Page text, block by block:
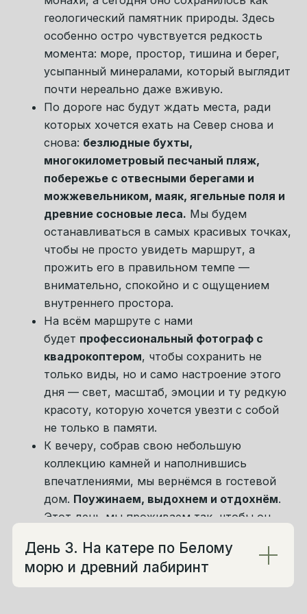
Утро начнём с неспешного завтрака в
нашем доме на берегу моря.Этот день
будет особенно красивым по своему ритму
и впечатлениям: сначала Север раскроется
через силу воды и леса, затем через
простор Белого моря, а к вечеру — через
хрупкую, почти нетронутую заповедную
После завтрака мы отправимся к
водопадам.Они невысокие, но очень
выразительные — с мощным потоком,
чистым воздухом и той природной
энергией, которая на Севере чувствуется
особенно остро. Мы прогуляемся по
вдохнём аромат хвои и увидим, как в этих
местах красота рождается не из масштаба,
а из силы, чистоты и абсолютной
естественности. По пути гид расскажет о
природе этого края, и прогулка станет не
просто красивой, а по-настоящему
наполненной.
После прогулки поедемна обед в
панорамный ресторан на берегу моря.
будет приятная пауза посреди дня — с
красивыми видами, хорошей кухней и тем
самым ощущением собранного,